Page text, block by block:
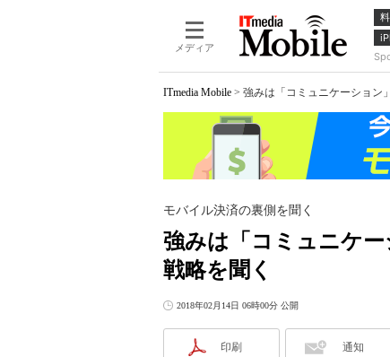
メディア
ITmedia Mobile > 強みは「コミュニケーション
強みは「コミュニケ
戦略を聞く
モバイル決済の裏側を聞く
2018年02月14日 06時00分 公開
印刷 通知